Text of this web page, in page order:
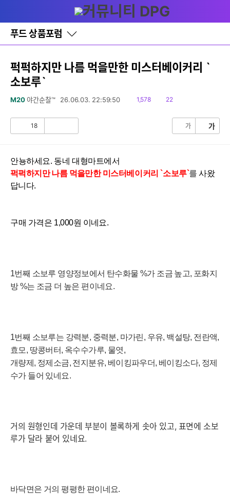
와
홈
푸드 상품포럼
바
로
기
레
창
글
퍽퍽하지만 나름 먹을만한 미스터베이커리 `
소보루`
M20 야간순찰™ 26.06.03. 22:59:50
읽
1,578
댓
22
18 가 가
안뇽하세요. 동네 대형마트에서
퍽퍽하지만 나름 먹을만한미스터베이커리 `소보루`를 사왔
답니다.
구매 가격은 1,000원 이네요.
1번째 소보루 영양정보에서 탄수화물 %가 조금 높고, 포화지
방 %는 조금 더 높은 편이네요.
1번째 소보루는 강력분, 중력분, 마가린, 우유, 백설탕, 전란액,
효모, 땅콩버터, 옥수수가루, 물엿,
개량제, 정제소금, 전지분유, 베이킹파우더, 베이킹소다, 정제
수가 들어 있네요.
거의 원형인데 가운데 부분이 볼록하게 솟아 있고, 표면에 소보
루가 달라 붙어 있네요.
바닥면은 거의 평평한 편이네요.